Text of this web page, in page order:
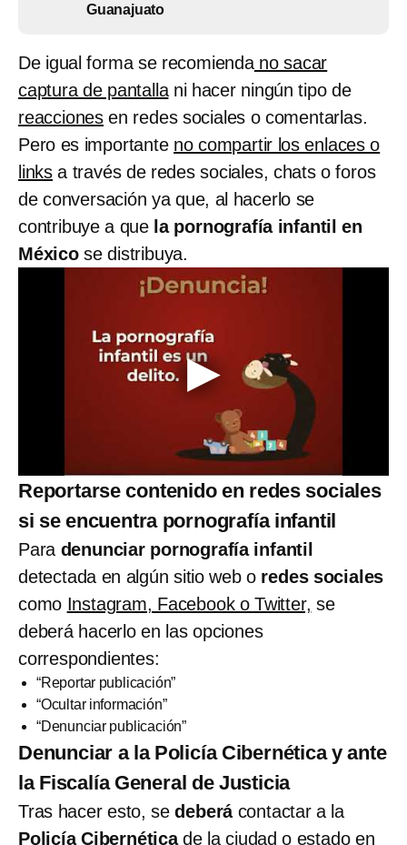
Guanajuato
De igual forma se recomiendano sacar
captura de pantallani hacer ningún tipo de
reacciones en redes sociales o comentarlas.
Pero es importante no compartir los enlaces o
links a través de redes sociales, chats o foros
de conversación ya que, al hacerlo se
contribuye a que la pornografía infantil en
Méxicose distribuya.
Reportarse contenido en redes sociales
si se encuentra pornografía infantil
Para denunciar pornografía infantil
detectada en algún sitio web o redes sociales
como Instagram, Facebook o Twitter, se
deberá hacerlo en las opciones
correspondientes:
“Reportar publicación”
“Ocultar información”
“Denunciar publicación”
Denunciar a la Policía Cibernética y ante
la Fiscalía General de Justicia
Tras hacer esto, sedeberácontactar a la
Policía Cibernéticade la ciudad o estado en